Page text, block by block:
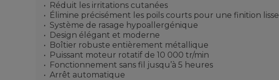
Réduit les irritations cutanées
Élimine précisément les poils courts pour une finition lisse
Système de rasage hypoallergénique
Design élégant et moderne
Boîtier robuste entièrement métallique
Puissant moteur rotatif de 10 000 tr/min
Fonctionnement sans fil jusqu’à 5 heures
Arrêt automatique